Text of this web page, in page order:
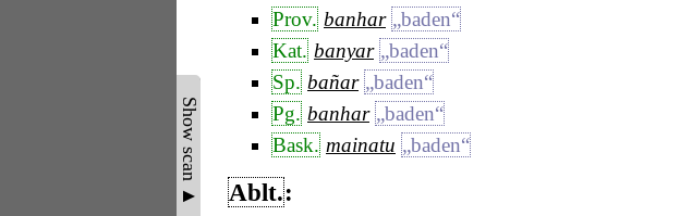
Show scan ▲
Prov. banhar „baden“
Kat. banyar „baden“
Sp. bañar „baden“
Pg. banhar „baden“
Bask. mainatu „baden“
Ablt.: